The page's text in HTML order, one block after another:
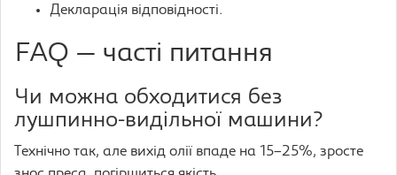
Декларація відповідності.
FAQ — часті питання
Чи можна обходитися без
лушпинно-видільної машини?
Технічно так, але вихід олії впаде на 15–25%, зросте